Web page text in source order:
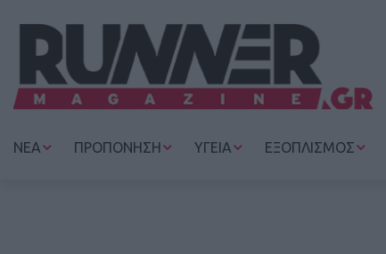
ΝΕΑ ΠΡΟΠΟΝΗΣΗ ΥΓΕΙΑ ΕΞΟΠΛΙΣΜΟΣ